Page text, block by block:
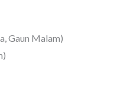
Gaun Malam)